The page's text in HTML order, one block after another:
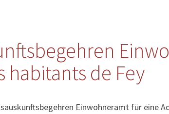
habitants de Fey
Einwohneramt für eine